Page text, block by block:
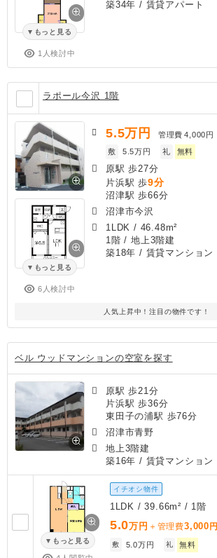
もっと見る
1人検討中
築34年 / 賃貸アパート
ラポール今沢 1階
もっと見る
6人検討中
5.5万円 管理費 4,000円
敷
5.5万円 礼 無料
原駅 歩27分
片浜駅 歩9分
沼津駅 歩66分
沼津市今沢
1LDK / 46.48m²
1階 / 地上3階建
築18年 / 賃貸マンション
人気上昇中！注目の物件です！
ベル ウッドマンションの空室を探す
原駅 歩21分
片浜駅 歩36分
東田子の浦駅 歩76分
沼津市青野
地上3階建
築16年 / 賃貸マンション
もっと見る
イチオシ物件
1LDK / 39.66m² / 1階
5.0万円 ＋管理費3,000 円
敷 5.0万円 礼 無料